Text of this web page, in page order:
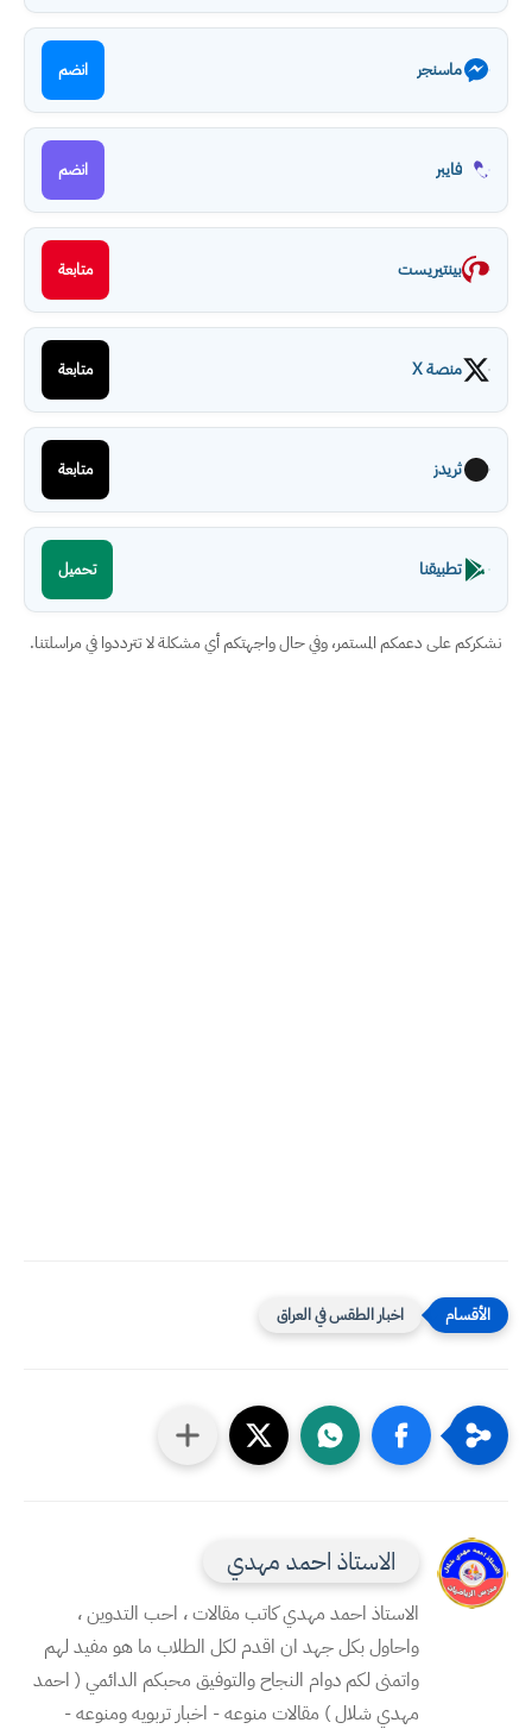
ماسنجر انضم
فايبر انضم
بينتيريست متابعة
منصة X متابعة
ثريدز متابعة
تطبيقنا تحميل
نشكركم على دعمكم المستمر، وفي حال واجهتكم أي مشكلة لا تترددوا في مراسلتنا.
اخبار الطقس في العراق
الاستاذ احمد مهدي
الاستاذ احمد مهدي كاتب مقالات ، احب التدوين ،
واحاول بكل جهد ان اقدم لكل الطلاب ما هو مفيد لهم
واتمنى لكم دوام النجاح والتوفيق محبكم الدائمي ( احمد
مهدي شلال ) مقالات منوعه - اخبار تربويه ومنوعه -